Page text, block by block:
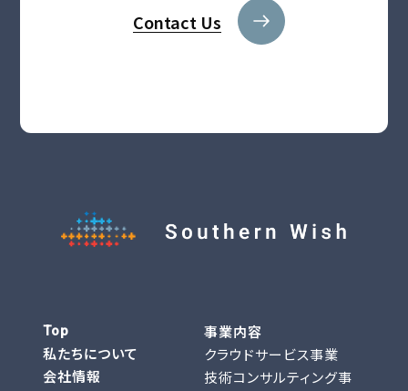
Contact Us
Top
私たちについて
会社情報
事業内容
クラウドサービス事業
技術コンサルティング事